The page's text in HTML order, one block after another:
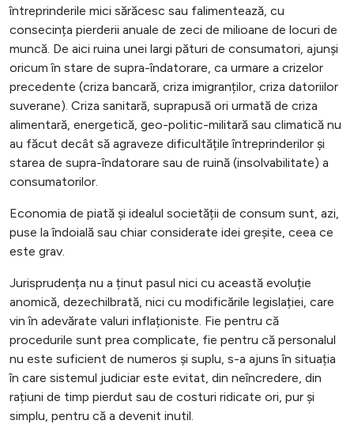
întreprinderile mici sărăcesc sau falimentează, cu
consecința pierderii anuale de zeci de milioane de locuri de
muncă. De aici ruina unei largi pături de consumatori, ajunși
oricum în stare de supra-îndatorare, ca urmare a crizelor
precedente (criza bancară, criza imigranților, criza datoriilor
suverane). Criza sanitară, suprapusă ori urmată de criza
alimentară, energetică, geo-politic-militară sau climatică nu
au făcut decât să agraveze dificultățile întreprinderilor și
starea de supra-îndatorare sau de ruină (insolvabilitate) a
consumatorilor.
Economia de piată și idealul societății de consum sunt, azi,
puse la îndoială sau chiar considerate idei greșite, ceea ce
este grav.
Jurisprudența nu a ținut pasul nici cu această evoluție
anomică, dezechilbrată, nici cu modificările legislației, care
vin în adevărate valuri inflaționiste. Fie pentru că
procedurile sunt prea complicate, fie pentru că personalul
nu este suficient de numeros și suplu, s-a ajuns în situația
în care sistemul judiciar este evitat, din neîncredere, din
rațiuni de timp pierdut sau de costuri ridicate ori, pur și
simplu, pentru că a devenit inutil.